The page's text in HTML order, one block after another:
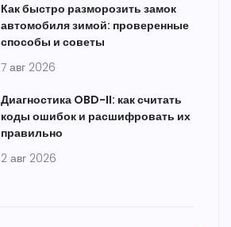
Как быстро разморозить замок
автомобиля зимой: проверенные
способы и советы
7 авг 2026
Диагностика OBD-II: как считать
коды ошибок и расшифровать их
правильно
2 авг 2026